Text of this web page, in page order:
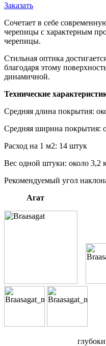
Заказать
Cочетает в себе
черепицы с характерным
черепицы.
Cтильная оптика
благодаря этому
динамичной.
Технические
Средняя длина покрытия:
Средняя ширина покрытия:
Расход на 1 м2: 14 штук
Вес одной штуки: около 3,2
Рекомендуемый угол
Агат
глубокий